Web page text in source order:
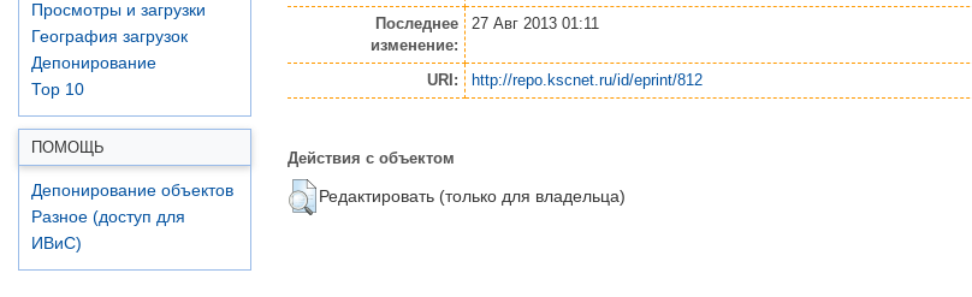
Просмотры и загрузки
География загрузок
Депонирование
Top 10
ПОМОЩЬ
Депонирование объектов
Разное (доступ для
ИВиС)
Последнее
изменение:
27 Авг 2013 01:11
URI: http://repo.kscnet.ru/id/eprint/812
Действия с объектом
Редактировать (только для владельца)